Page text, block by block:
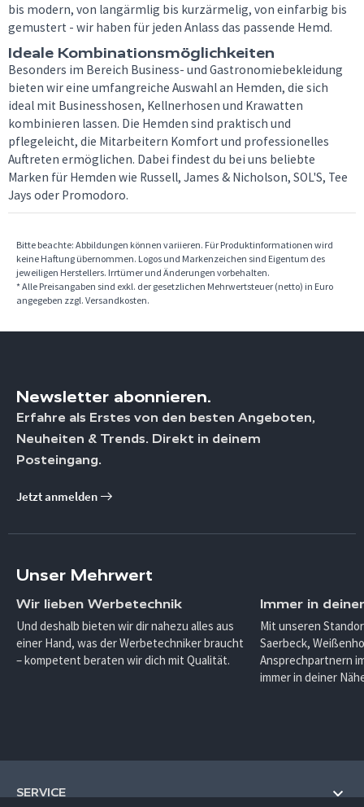
bis modern, von langärmlig bis kurzärmelig, von einfarbig bis
gemustert - wir haben für jeden Anlass das passende Hemd.
Ideale Kombinationsmöglichkeiten
Besonders im Bereich Business- und Gastronomiebekleidung
bieten wir eine umfangreiche Auswahl an Hemden, die sich
ideal mit Businesshosen, Kellnerhosen und Krawatten
kombinieren lassen. Die Hemden sind praktisch und
pflegeleicht, die Mitarbeitern Komfort und professionelles
Auftreten ermöglichen. Dabei findest du bei uns beliebte
Marken für Hemden wie Russell, James & Nicholson, SOL'S, Tee
Jays oder Promodoro.
Bitte beachte: Abbildungen können variieren. Für Produktinformationen wird
keine Haftung übernommen. Logos und Markenzeichen sind Eigentum des
jeweiligen Herstellers. Irrtümer und Änderungen vorbehalten.
* Alle Preisangaben sind exkl. der gesetzlichen Mehrwertsteuer (netto) in Euro
angegeben zzgl. Versandkosten.
Newsletter abonnieren.
Erfahre als Erstes von den besten Angeboten,
Neuheiten & Trends. Direkt in deinem
Posteingang.
Jetzt anmelden
Unser Mehrwert
Wir lieben Werbetechnik
Und deshalb bieten wir dir nahezu alles aus
einer Hand, was der Werbetechniker braucht
– kompetent beraten wir dich mit Qualität.
Immer in
Mit unseren
Saerbeck,
Ansprechpartnern
immer in deiner
SERVICE